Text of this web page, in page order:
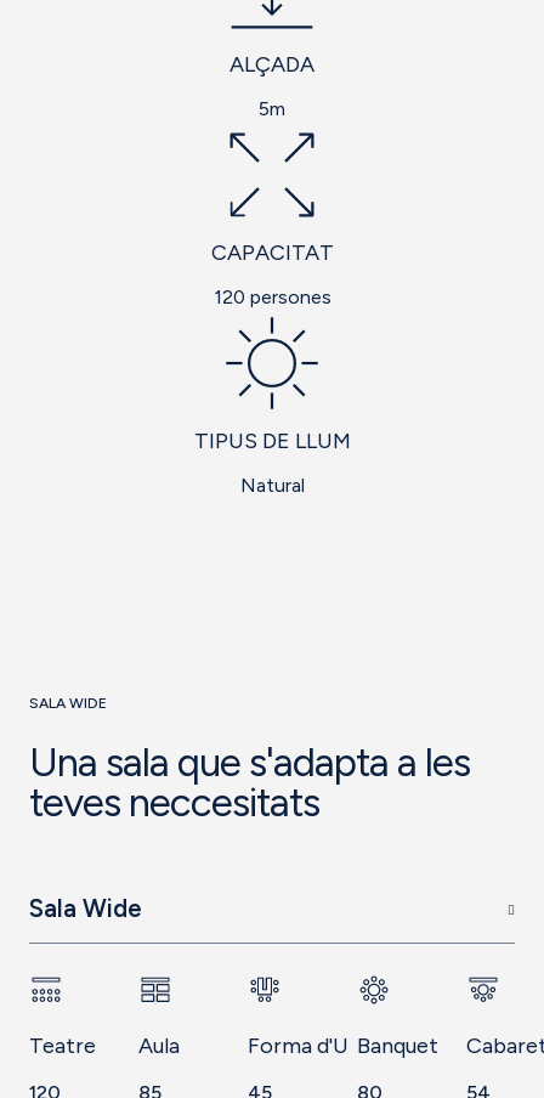
ALÇADA
5m
CAPACITAT
120 persones
TIPUS DE LLUM
Natural
SALA WIDE
Una sala que s'adapta a les
teves neccesitats
Sala Wide
Teatre
120
Aula
85
Forma d'U
45
Banquet
80 54